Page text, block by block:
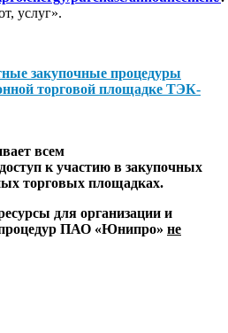
услуг».
закупочные процедуры
торговой площадке ТЭК-
всем
к участию в закупочных
торговых площадках.
для организации и
ПАО «Юнипро» не